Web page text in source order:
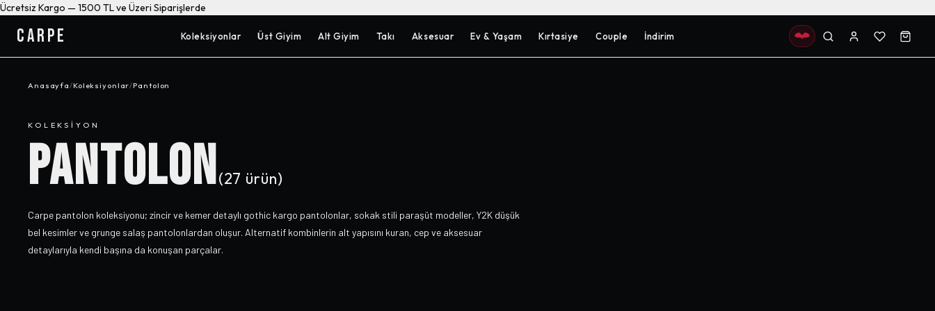
Ücretsiz Kargo — 1500 TL ve Üzeri Siparişlerde
CARPE Koleksiyonlar Üst Giyim Alt Giyim Takı Aksesuar Ev & Yaşam Kırtasiye Couple İndirim
Anasayfa/Koleksiyonlar/Pantolon
KOLEKSIYON
PANTOLON(27 ürün)
Carpe pantolon koleksiyonu; zincir ve kemer detaylı gothic kargo pantolonlar, sokak stili paraşüt modeller, Y2K düşük
bel kesimler ve grunge salaş pantolonlardan oluşur. Alternatif kombinlerin alt yapısını kuran, cep ve aksesuar
detaylarıyla kendi başına da konuşan parçalar.